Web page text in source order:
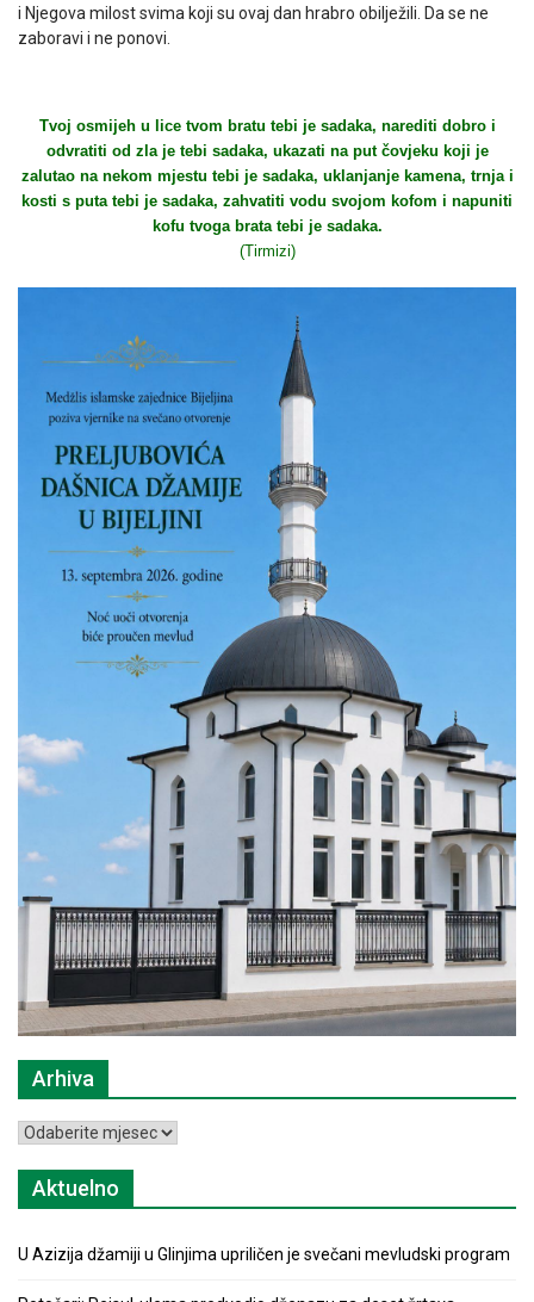
i Njegova milost svima koji su ovaj dan hrabro obilježili. Da se ne
zaboravi i ne ponovi.
Tvoj osmijeh u lice tvom bratu tebi je sadaka, narediti dobro i
odvratiti od zla je tebi sadaka, ukazati na put čovjeku koji je
zalutao na nekom mjestu tebi je sadaka, uklanjanje kamena, trnja i
kosti s puta tebi je sadaka, zahvatiti vodu svojom kofom i napuniti
kofu tvoga brata tebi je sadaka.
(Tirmizi)
Arhiva
Arhiva
Aktuelno
U Azizija džamiji u Glinjima upriličen je svečani mevludski program